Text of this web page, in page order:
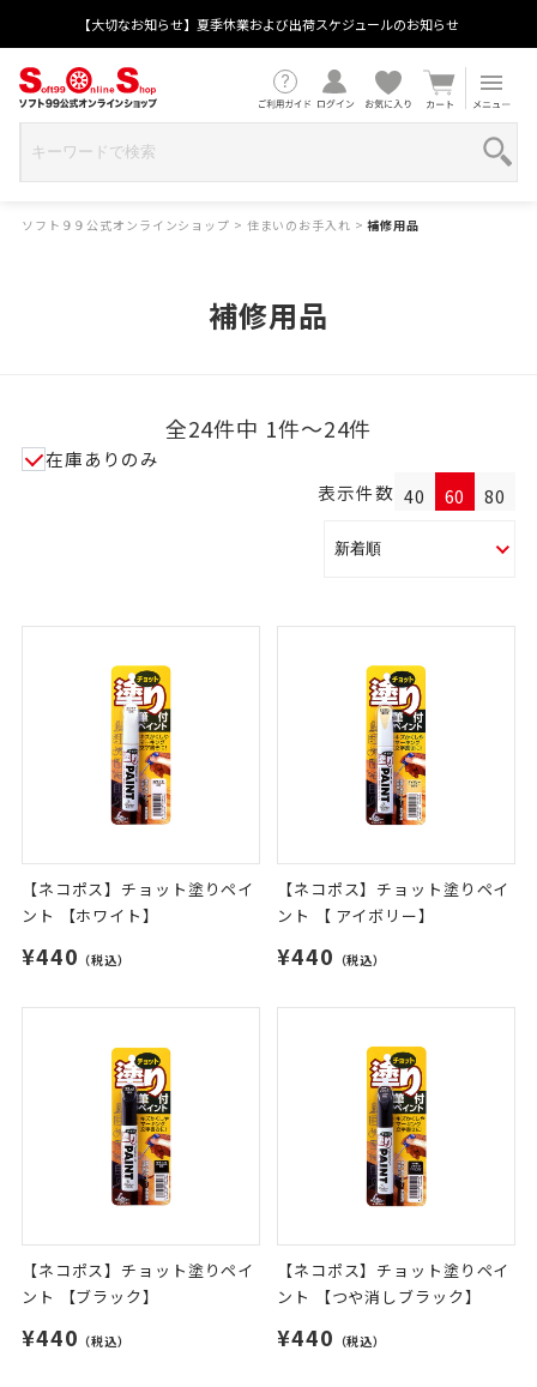
【大切なお知らせ】夏季休業および出荷スケジュールのお知らせ
ソフト９９公式オンラインショップ > 住まいのお手入れ > 補修用品
補修用品
全24件中 1件～24件
在庫ありのみ
表示件数 40 60 80
【ネコポス】チョット塗りペイ
ント 【ホワイト】
¥440 （税込）
【ネコポス】チョット塗りペイ
ント 【 アイボリー】
¥440 （税込）
【ネコポス】チョット塗りペイ
ント 【ブラック】
¥440 （税込）
【ネコポス】チョット塗りペイ
ント 【つや消しブラック】
¥440 （税込）